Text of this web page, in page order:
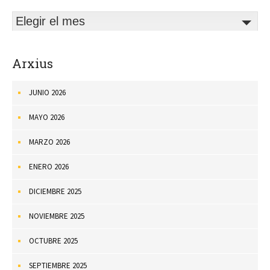
Elegir el mes
Arxius
JUNIO 2026
MAYO 2026
MARZO 2026
ENERO 2026
DICIEMBRE 2025
NOVIEMBRE 2025
OCTUBRE 2025
SEPTIEMBRE 2025